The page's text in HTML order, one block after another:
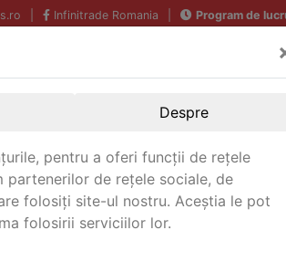
Infinitrade Romania Program de
in
Despre
pentru a oferi funcții de rețele
partenerilor de rețele sociale, de
folosiți site-ul nostru. Aceștia le pot
folosirii serviciilor lor.